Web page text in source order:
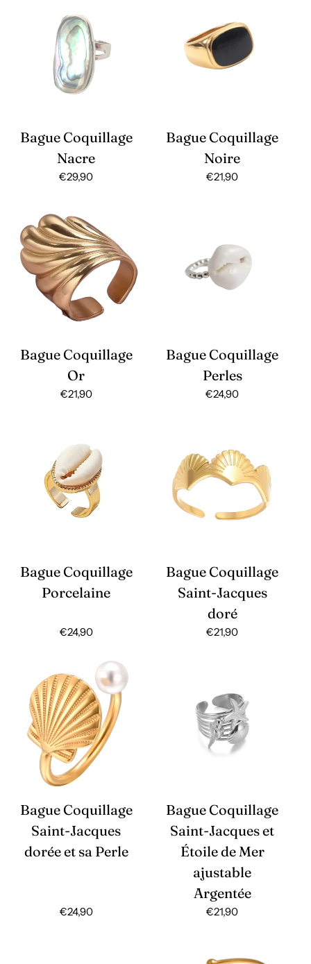
Bague Coquillage
Nacre
Prix
€29,90
Bague Coquillage
Noire
Prix
€21,90
Bague Coquillage
Or
Prix
€21,90
Bague Coquillage
Perles
Prix
€24,90
Bague Coquillage
Porcelaine
Prix
€24,90
Bague Coquillage
Saint-Jacques
doré
Prix
€21,90
Bague Coquillage
Saint-Jacques
dorée et sa Perle
Prix
€24,90
Bague Coquillage
Saint-Jacques et
Étoile de Mer
ajustable
Argentée
Prix
€21,90